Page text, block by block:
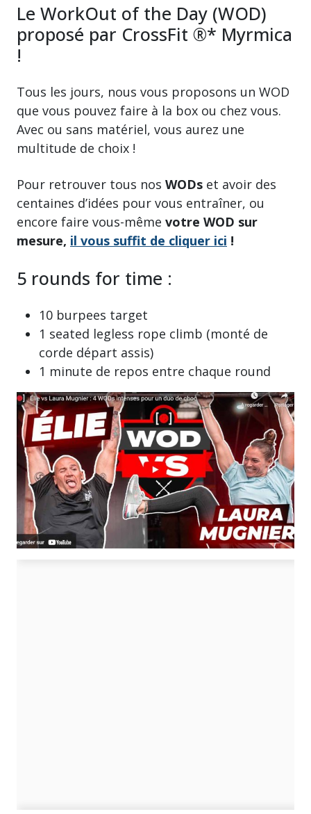
Le WorkOut of the Day (WOD)
proposé par CrossFit ®* Myrmica
!
Tous les jours, nous vous proposons un WOD
que vous pouvez faire à la box ou chez vous.
Avec ou sans matériel, vous aurez une
multitude de choix !
Pour retrouver tous nos WODs et avoir des
centaines d’idées pour vous entraîner, ou
encore faire vous-même votre WOD sur
mesure, il vous suffit de cliquer ici !
5 rounds for time :
10 burpees target
1 seated legless rope climb (monté de
corde départ assis)
1 minute de repos entre chaque round